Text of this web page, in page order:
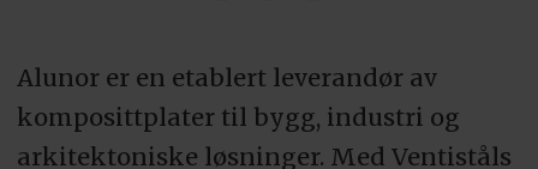
Alunor er en etablert leverandør av
komposittplater til bygg, industri og
arkitektoniske løsninger. Med Ventiståls